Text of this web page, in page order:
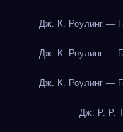
Дж. К. Роулинг —
Дж. К. Роулинг —
Дж. К. Роулинг —
Дж. Р. Р.